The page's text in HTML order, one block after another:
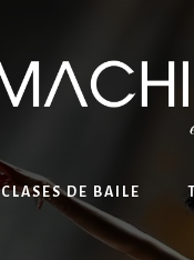
CLASES DE BAILE